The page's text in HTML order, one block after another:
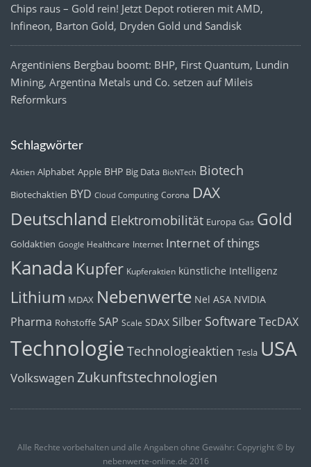
Chips raus – Gold rein! Jetzt Depot rotieren mit AMD,
Infineon, Barton Gold, Dryden Gold und Sandisk
Argentiniens Bergbau boomt: BHP, First Quantum, Lundin
Mining, Argentina Metals und Co. setzen auf Mileis
Reformkurs
Schlagwörter
Aktien Alphabet Apple BHP Big Data BioNTech Biotech
Biotechaktien BYD Cloud Computing Corona DAX
Deutschland Elektromobilität Europa Gas Gold
Goldaktien Google Healthcare Internet Internet of things
Kanada Kupfer Kupferaktien künstliche Intelligenz
Lithium MDAX Nebenwerte Nel ASA NVIDIA
Pharma Rohstoffe SAP Scale SDAX Silber SoftwareTecDAX
Technologie Technologieaktien Tesla USA
Volkswagen Zukunftstechnologien
Alle Rechte vorbehalten und alle Angaben ohne Gewähr: Copyright © by
nebenwerte-online.de 2016